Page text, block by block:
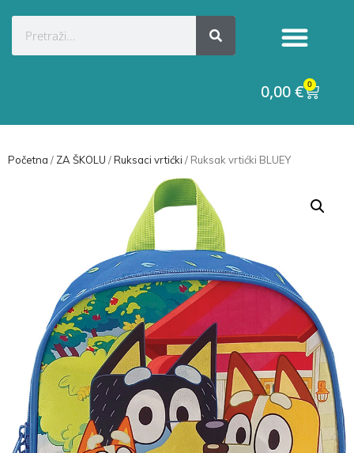
0,00€ 0
Početna / ZA ŠKOLU /Ruksaci vrtićki / Ruksak vrtićki BLUEY